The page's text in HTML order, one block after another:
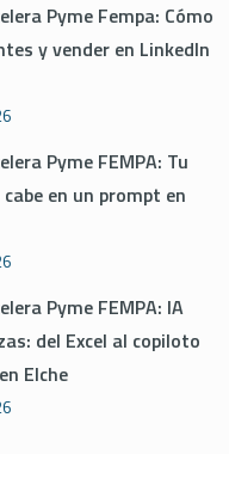
Pyme Fempa: Cómo
y vender en LinkedIn
Pyme FEMPA: Tu
en un prompt en
Pyme FEMPA: IA
del Excel al copiloto
Elche